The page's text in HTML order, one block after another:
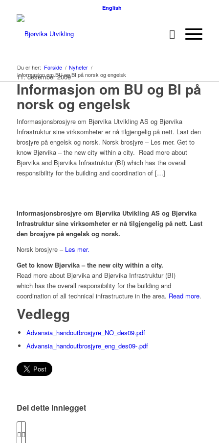
English
Du er her: Forside / Nyheter /
Informasjon om BU og BI på norsk og engelsk
11. desember 2009
Informasjon om BU og BI på
norsk og engelsk
Informasjonsbrosjyre om Bjørvika Utvikling AS og Bjørvika
Infrastruktur sine virksomheter er nå tilgjengelig på nett. Last den
brosjyre på engelsk og norsk. Norsk brosjyre – Les mer. Get to
know Bjørvika – the new city within a city. Read more about
Bjørvika and Bjørvika Infrastruktur (BI) which has the overall
responsibility for the building and coordination of […]
Informasjonsbrosjyre om Bjørvika Utvikling AS og Bjørvika
Infrastruktur sine virksomheter er nå tilgjengelig på nett. Last
den brosjyre på engelsk og norsk.
Norsk brosjyre – Les mer.
Get to know Bjørvika – the new city within a city.
Read more about Bjørvika and Bjørvika Infrastruktur (BI)
which has the overall responsibility for the building and
coordination of all technical infrastructure in the area. Read more.
Vedlegg
Advansia_handoutbrosjyre_NO_des09.pdf
Advansia_handoutbrosjyre_eng_des09-.pdf
Del dette innlegget